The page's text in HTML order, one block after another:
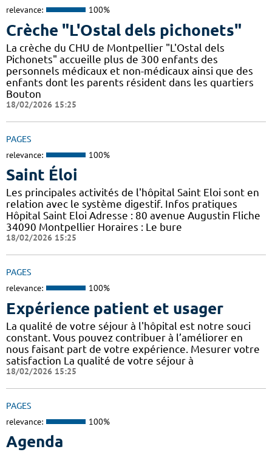
relevance: 100%
Crèche "L'Ostal dels pichonets"
La crèche du CHU de Montpellier "L'Ostal dels
Pichonets" accueille plus de 300 enfants des
personnels médicaux et non-médicaux ainsi que des
enfants dont les parents résident dans les quartiers
Bouton
18/02/2026 15:25
PAGES
relevance: 100%
Saint Éloi
Les principales activités de l'hôpital Saint Eloi sont en
relation avec le système digestif. Infos pratiques
Hôpital Saint Eloi Adresse : 80 avenue Augustin Fliche
34090 Montpellier Horaires : Le bure
18/02/2026 15:25
PAGES
relevance: 100%
Expérience patient et usager
La qualité de votre séjour à l'hôpital est notre souci
constant. Vous pouvez contribuer à l’améliorer en
nous faisant part de votre expérience. Mesurer votre
satisfaction La qualité de votre séjour à
18/02/2026 15:25
PAGES
relevance: 100%
Agenda